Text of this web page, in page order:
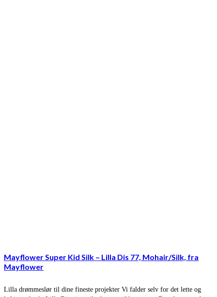
Mayflower Super Kid Silk – Lilla Dis 77, Mohair/Silk, fra
Mayflower
Lilla drømmeslør til dine fineste projekter Vi falder selv for det lette og